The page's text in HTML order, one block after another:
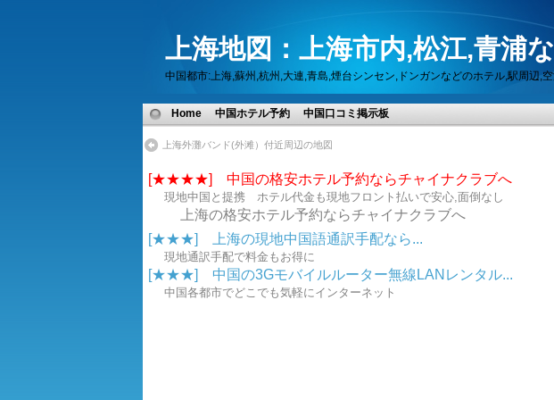
上海地図：上海市内,松江,青浦
中国都市:上海,蘇州,杭州,大連,青島,煙台シンセン,ドンガンなどのホテル,駅周辺,
Home 中国ホテル予約 中国口コミ掲示板
上海外灘バンド(外滩）付近周辺の地図
[★★★★] 中国の格安ホテル予約ならチャイナクラブへ
現地中国と提携 ホテル代金も現地フロント払いで安心,面倒なし
上海の格安ホテル予約ならチャイナクラブへ
[★★★] 上海の現地中国語通訳手配なら...
現地通訳手配で料金もお得に
[★★★] 中国の3Gモバイルルーター無線LANレンタル...
中国各都市でどこでも気軽にインターネット